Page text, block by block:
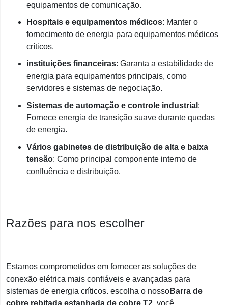
equipamentos de comunicação.
Hospitais e equipamentos médicos: Manter o
fornecimento de energia para equipamentos médicos
críticos.
instituições financeiras: Garanta a estabilidade de
energia para equipamentos principais, como
servidores e sistemas de negociação.
Sistemas de automação e controle industrial :
Fornece energia de transição suave durante quedas
de energia.
Vários gabinetes de distribuição de alta e baixa
tensão: Como principal componente interno de
confluência e distribuição.
Razões para nos escolher
Estamos comprometidos em fornecer as soluções de
conexão elétrica mais confiáveis ​​e avançadas para
sistemas de energia críticos. escolha o nossoBarra de
cobre rebitada estanhada de cobre T2 , você